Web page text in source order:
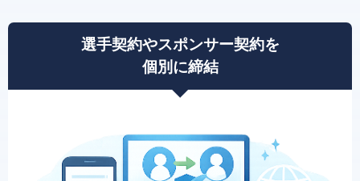
選手契約やスポンサー契約を
個別に締結